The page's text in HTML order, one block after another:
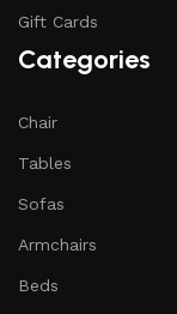
Gift Cards
Categories
Chair
Tables
Sofas
Armchairs
Beds